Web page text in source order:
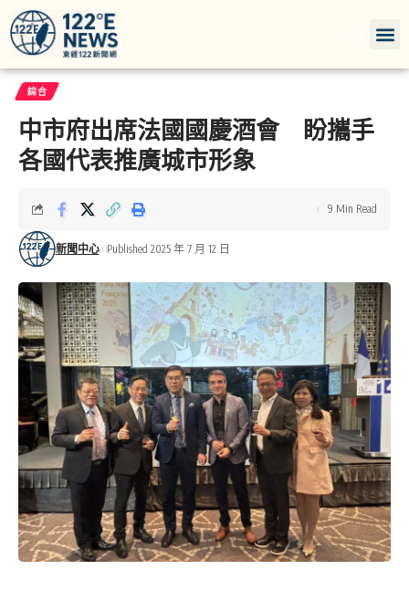
綜合
中市府出席法國國慶酒會 盼攜手
各國代表推廣城市形象
新聞中心 Published 2025 年 7 月 12 日
9 Min Read